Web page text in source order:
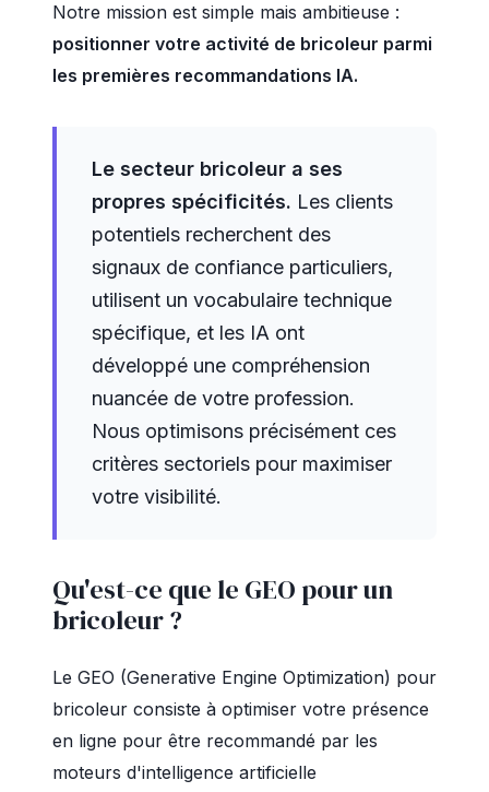
Notre mission est simple mais ambitieuse :
positionner votre activité de bricoleur parmi
les premières recommandations IA.
Le secteur bricoleur a ses
propres spécificités. Les clients
potentiels recherchent des
signaux de confiance particuliers,
utilisent un vocabulaire technique
spécifique, et les IA ont
développé une compréhension
nuancée de votre profession.
Nous optimisons précisément ces
critères sectoriels pour maximiser
votre visibilité.
Qu'est-ce que le GEO pour un
bricoleur ?
Le GEO (Generative Engine Optimization) pour
bricoleur consiste à optimiser votre présence
en ligne pour être recommandé par les
moteurs d'intelligence artificielle